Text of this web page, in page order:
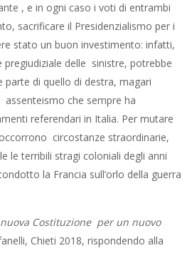
, e in ogni caso i voti di entrambi
sacrificare il Presidenzialismo per i
stato un buon investimento: infatti,
delle sinistre, potrebbe
parte di quello di destra, magari
che sempre ha
referendari in Italia. Per mutare
circostanze straordinarie,
le terribili stragi coloniali degli anni
la Francia sull’orlo della guerra
Costituzione per un nuovo
Chieti 2018, rispondendo alla